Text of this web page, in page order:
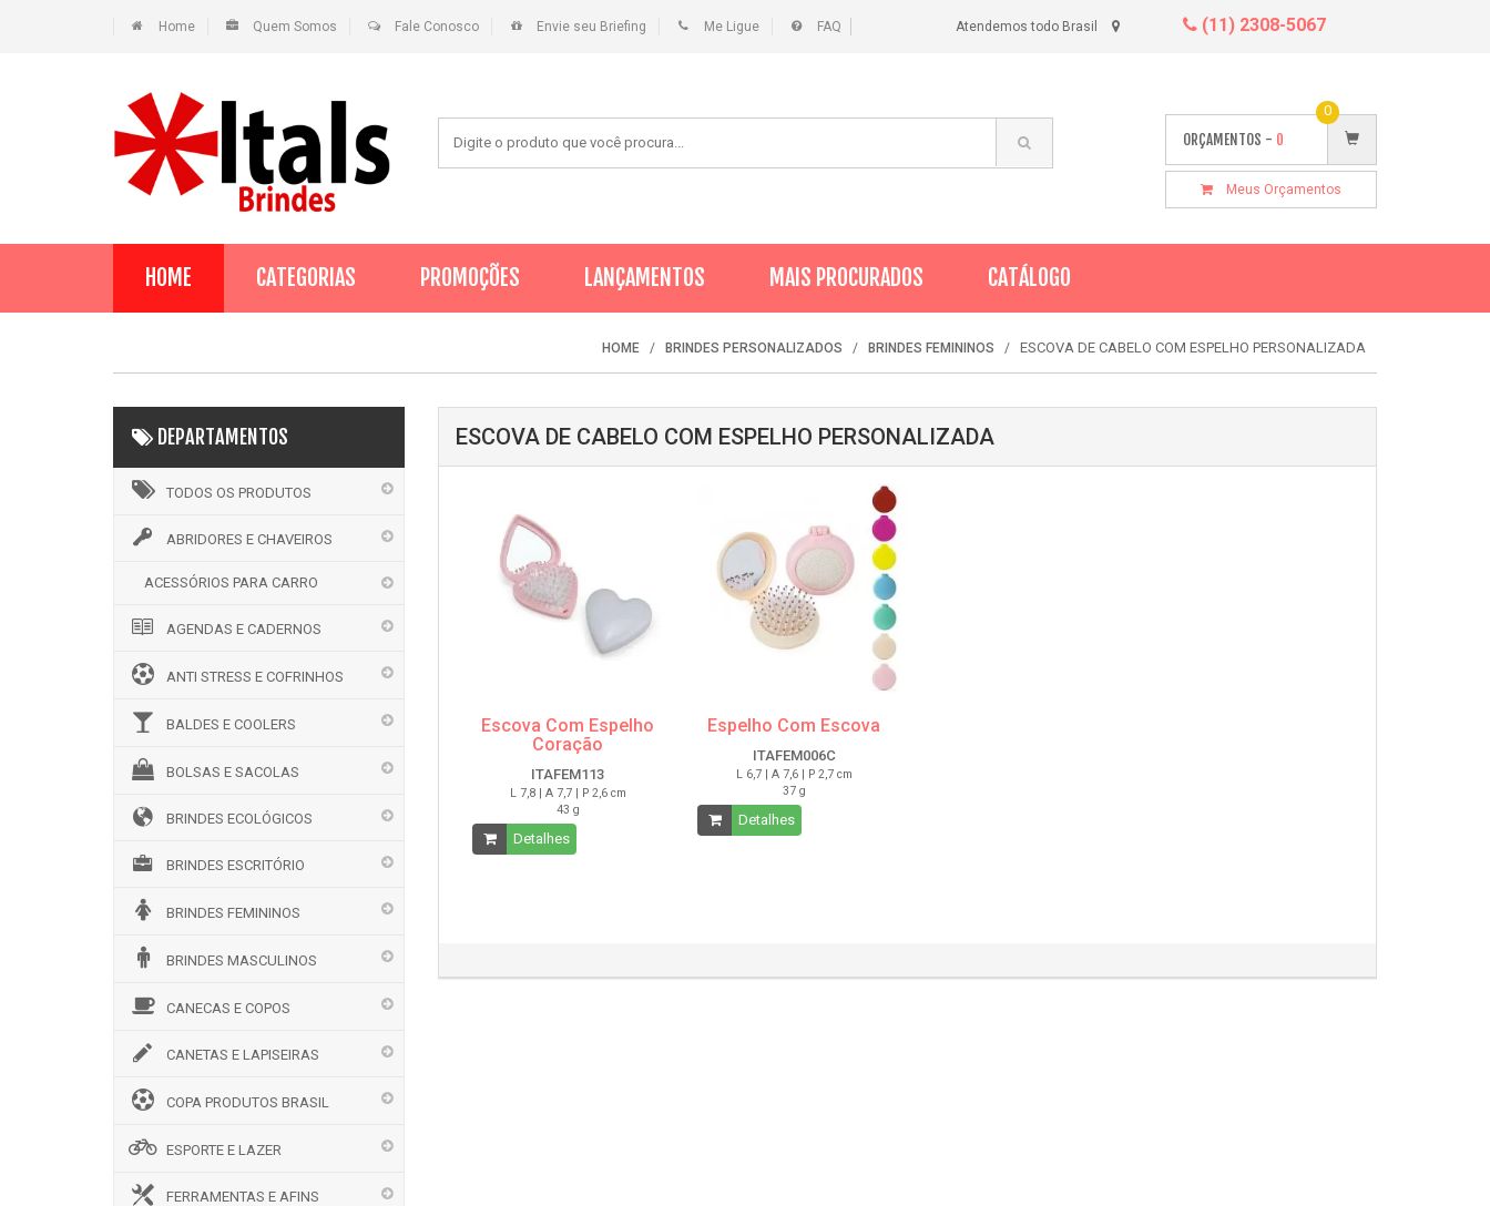
Home Quem Somos Fale Conosco Envie seu Briefing Me Ligue FAQ Atendemos todo Brasil (11) 2308-5067
ORÇAMENTOS - 0
0
Meus Orçamentos
HOME CATEGORIAS PROMOÇÕES LANÇAMENTOS MAIS PROCURADOS CATÁLOGO
HOME BRINDES PERSONALIZADOS BRINDES FEMININOS ESCOVA DE CABELO COM ESPELHO PERSONALIZADA
DEPARTAMENTOS
TODOS OS PRODUTOS
ABRIDORES E CHAVEIROS
ACESSÓRIOS PARA CARRO
AGENDAS E CADERNOS
ANTI STRESS E COFRINHOS
BALDES E COOLERS
BOLSAS E SACOLAS
BRINDES ECOLÓGICOS
BRINDES ESCRITÓRIO
BRINDES FEMININOS
BRINDES MASCULINOS
CANECAS E COPOS
CANETAS E LAPISEIRAS
COPA PRODUTOS BRASIL
ESPORTE E LAZER
FERRAMENTAS E AFINS
ESCOVA DE CABELO COM ESPELHO PERSONALIZADA
Escova Com Espelho
Coração
ITAFEM113
L 7,8 | A 7,7 | P 2,6 cm
43 g
Detalhes
Espelho Com Escova
ITAFEM006C
L 6,7 | A 7,6 | P 2,7 cm
37 g
Detalhes